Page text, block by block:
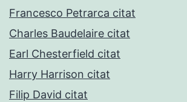
Francesco Petrarca citat
Charles Baudelaire citat
Earl Chesterfield citat
Harry Harrison citat
Filip David citat